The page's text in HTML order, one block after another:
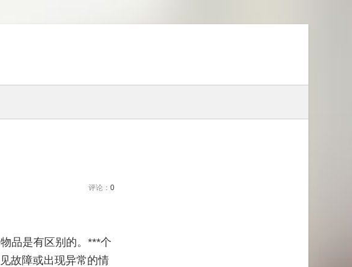
评论： 0
品是有区别的。***个
故障或出现异常的情